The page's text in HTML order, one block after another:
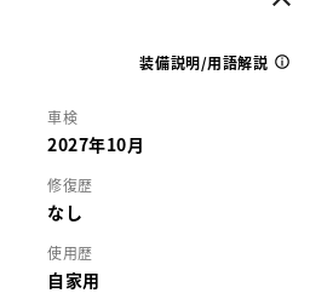
装備説明/用語解説
車検
2027年10月
修復歴
なし
使用歴
自家用